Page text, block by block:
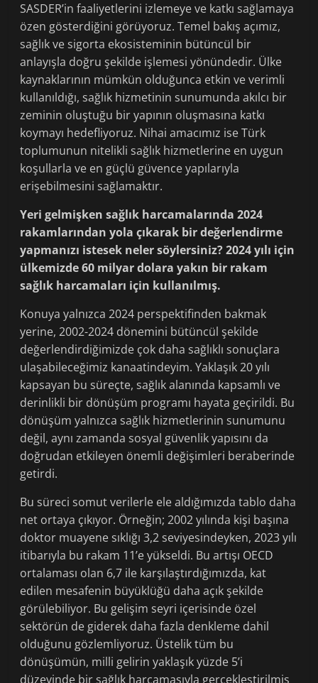
SASDER’in faaliyetlerini izlemeye ve katkı sağlamaya
özen gösterdiğini görüyoruz. Temel bakış açımız,
sağlık ve sigorta ekosisteminin bütüncül bir
anlayışla doğru şekilde işlemesi yönündedir. Ülke
kaynaklarının mümkün olduğunca etkin ve verimli
kullanıldığı, sağlık hizmetinin sunumunda akılcı bir
zeminin oluştuğu bir yapının oluşmasına katkı
koymayı hedefliyoruz. Nihai amacımız ise Türk
toplumunun nitelikli sağlık hizmetlerine en uygun
koşullarla ve en güçlü güvence yapılarıyla
erişebilmesini sağlamaktır.
Yeri gelmişken sağlık harcamalarında 2024
rakamlarından yola çıkarak bir değerlendirme
yapmanızı istesek neler söylersiniz? 2024 yılı için
ülkemizde 60 milyar dolara yakın bir rakam
sağlık harcamaları için kullanılmış.
Konuya yalnızca 2024 perspektifinden bakmak
yerine, 2002-2024 dönemini bütüncül şekilde
değerlendirdiğimizde çok daha sağlıklı sonuçlara
ulaşabileceğimiz kanaatindeyim. Yaklaşık 20 yılı
kapsayan bu süreçte, sağlık alanında kapsamlı ve
derinlikli bir dönüşüm programı hayata geçirildi. Bu
dönüşüm yalnızca sağlık hizmetlerinin sunumunu
değil, aynı zamanda sosyal güvenlik yapısını da
doğrudan etkileyen önemli değişimleri beraberinde
getirdi.
Bu süreci somut verilerle ele aldığımızda tablo daha
net ortaya çıkıyor. Örneğin; 2002 yılında kişi başına
doktor muayene sıklığı 3,2 seviyesindeyken, 2023 yılı
itibarıyla bu rakam 11’e yükseldi. Bu artışı OECD
ortalaması olan 6,7 ile karşılaştırdığımızda, kat
edilen mesafenin büyüklüğü daha açık şekilde
görülebiliyor. Bu gelişim seyri içerisinde özel
sektörün de giderek daha fazla denkleme dahil
olduğunu gözlemliyoruz. Üstelik tüm bu
dönüşümün, milli gelirin yaklaşık yüzde 5’i
düzeyinde bir sağlık harcamasıyla gerçekleştirilmiş